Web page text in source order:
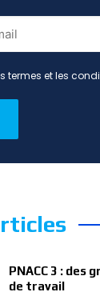
termes et les
PNACC 3 : des
de travail